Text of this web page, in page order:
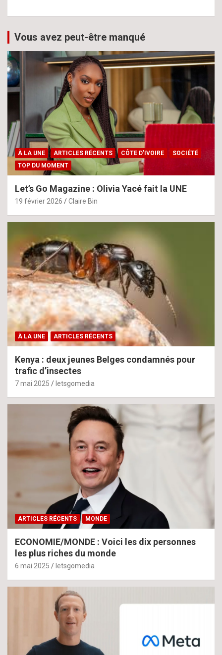
Vous avez peut-être manqué
À LA UNE ARTICLES RÉCENTS CÔTE D'IVOIRE
SOCIÉTÉ
TOP DU MOMENT
Let’s Go Magazine : Olivia Yacé fait la UNE
19 février 2026 Claire Bin
À LA UNE ARTICLES RÉCENTS
Kenya : deux jeunes Belges condamnés pour
trafic d’insectes
7 mai 2025 letsgomedia
ARTICLES RÉCENTS MONDE
ECONOMIE/MONDE : Voici les dix personnes
les plus riches du monde
6 mai 2025 letsgomedia